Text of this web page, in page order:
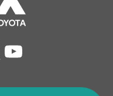
YouTube